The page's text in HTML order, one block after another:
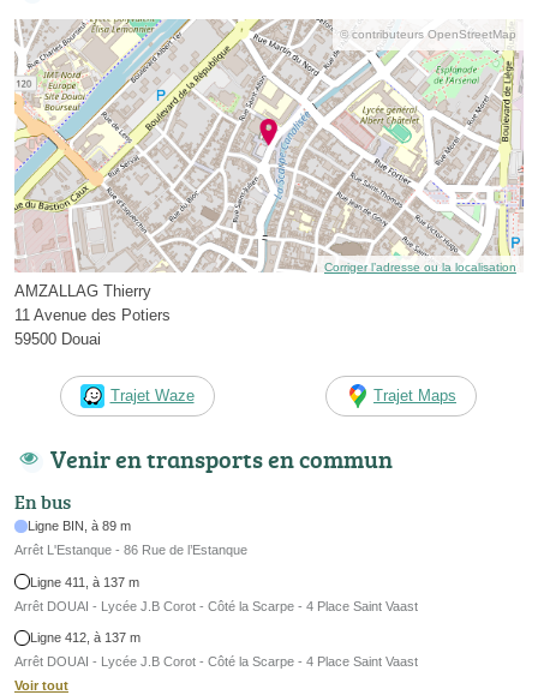
© contributeurs OpenStreetMap
Corriger l’adresse ou la localisation
AMZALLAG Thierry
11 Avenue des Potiers
59500 Douai
Trajet Waze Trajet Maps
Venir en transports en commun
En bus
Ligne BIN, à 89 m
Arrêt L'Estanque - 86 Rue de l’Estanque
Ligne 411, à 137 m
Arrêt DOUAI - Lycée J.B Corot - Côté la Scarpe - 4 Place Saint Vaast
Ligne 412, à 137 m
Arrêt DOUAI - Lycée J.B Corot - Côté la Scarpe - 4 Place Saint Vaast
Voir tout